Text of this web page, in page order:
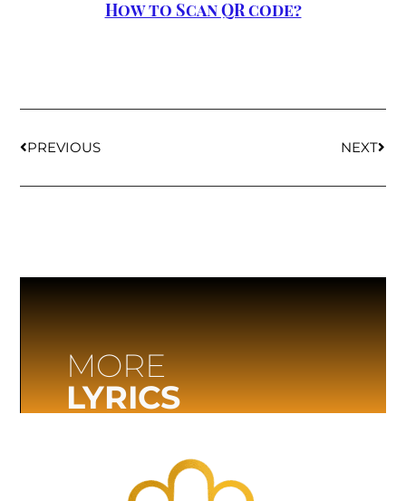
How to Scan QR code?
PREVIOUS NEXT
MORE
LYRICS